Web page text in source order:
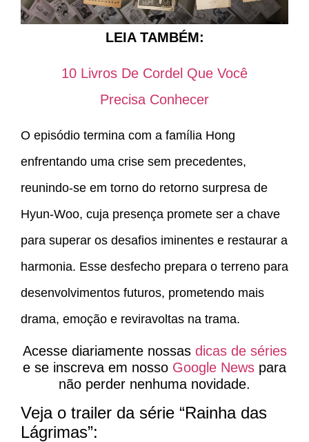
LEIA TAMBÉM:
10 Livros De Cordel Que Você
Precisa Conhecer
O episódio termina com a família Hong
enfrentando uma crise sem precedentes,
reunindo-se em torno do retorno surpresa de
Hyun-Woo, cuja presença promete ser a chave
para superar os desafios iminentes e restaurar a
harmonia. Esse desfecho prepara o terreno para
desenvolvimentos futuros, prometendo mais
drama, emoção e reviravoltas na trama.
Acesse diariamente nossas dicas de séries
e se inscreva em nosso Google News para
não perder nenhuma novidade.
Veja o trailer da série “Rainha das
Lágrimas”: